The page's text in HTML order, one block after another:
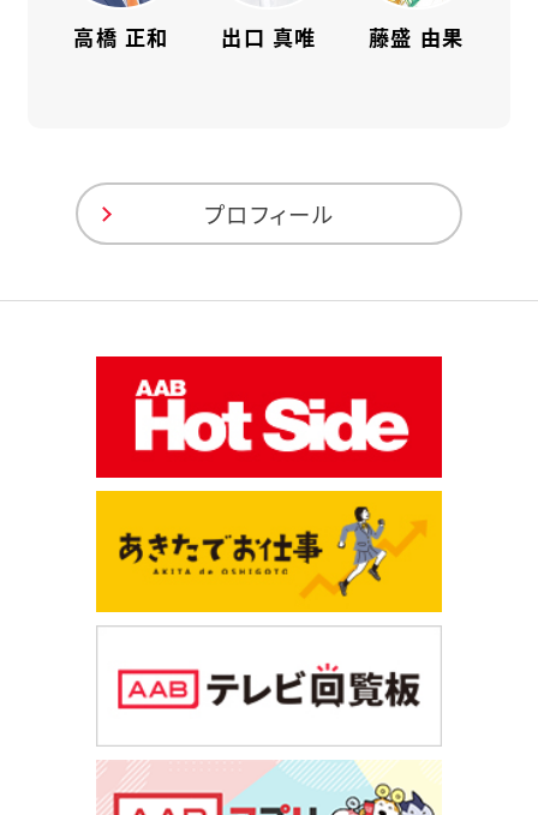
高橋 正和 出口 真唯 藤盛 由果
プロフィール